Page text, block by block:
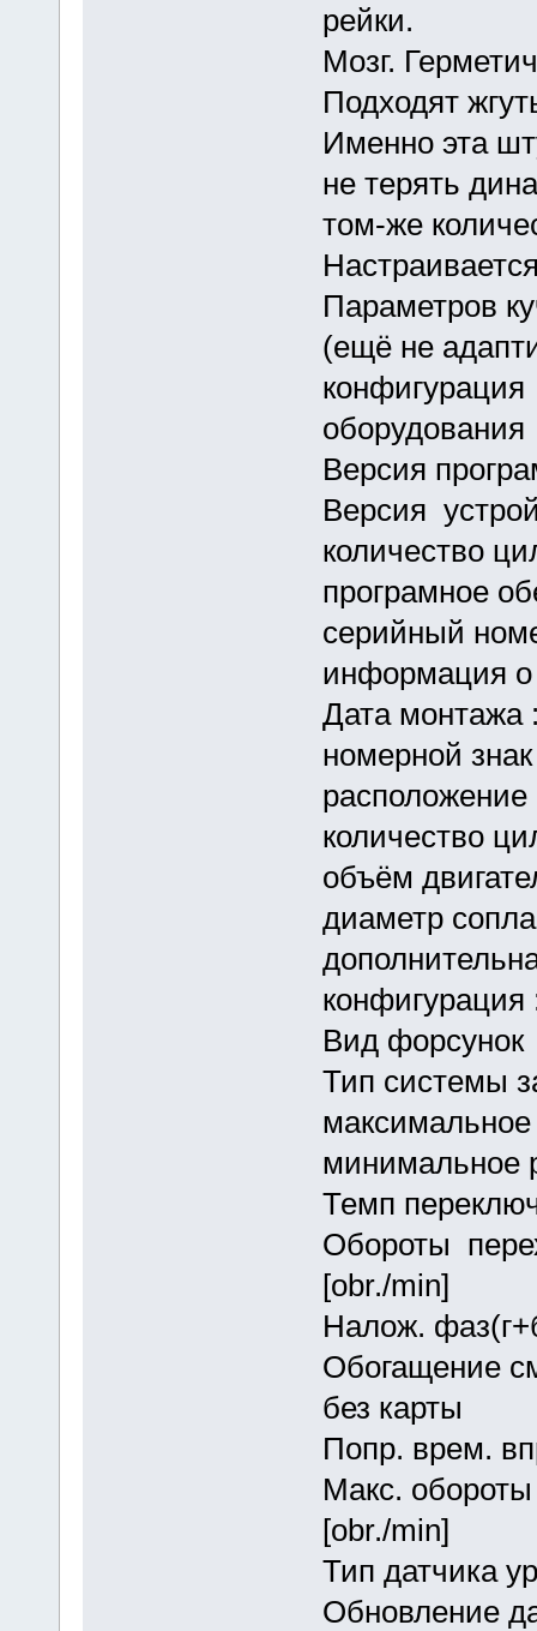
рейки.
Мозг.
Подходят
Именно эта
не терять
том-же
Параметров
(ещё не
конфигурация
Версия
Версия
количество
програмное
серийный
информация
Дата
номерной
количество
объём
диаметр
Вид
Тип системы
минимальное
Темп
Обороты
[obr./min]
Налож.
Обогащение
без карты
Попр. врем.
Макс.
[obr./min]
Тип датчика
Обновление